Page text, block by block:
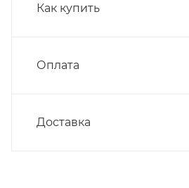
Как купить
Оплата
Доставка